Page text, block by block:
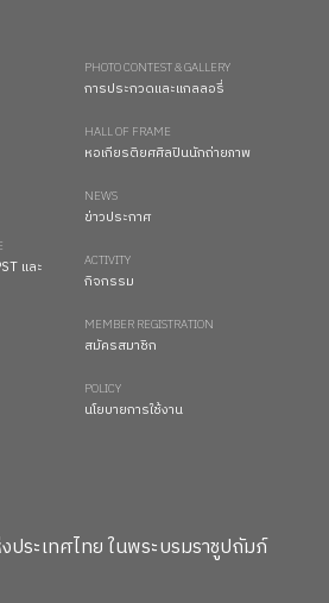
และ
PHOTO CONTEST & GALLERY
การประกวดและแกลลอรี่
HALL OF FRAME
หอเกียรติยศศิลปินนักถ่ายภาพ
NEWS
ข่าวประกาศ
ACTIVITY
กิจกรรม
MEMBER REGISTRATION
สมัครสมาชิก
POLICY
นโยบายการใช้งาน
ระเทศไทย ในพระบรมราชูปถัมภ์